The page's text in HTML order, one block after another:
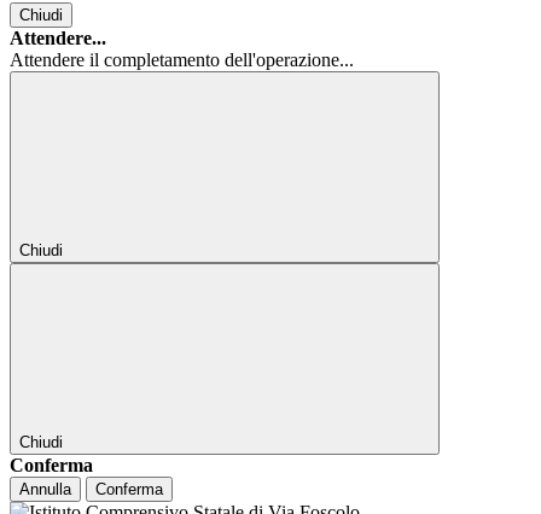
Chiudi
Attendere...
Attendere il completamento dell'operazione...
Chiudi
Chiudi
Conferma
Annulla Conferma